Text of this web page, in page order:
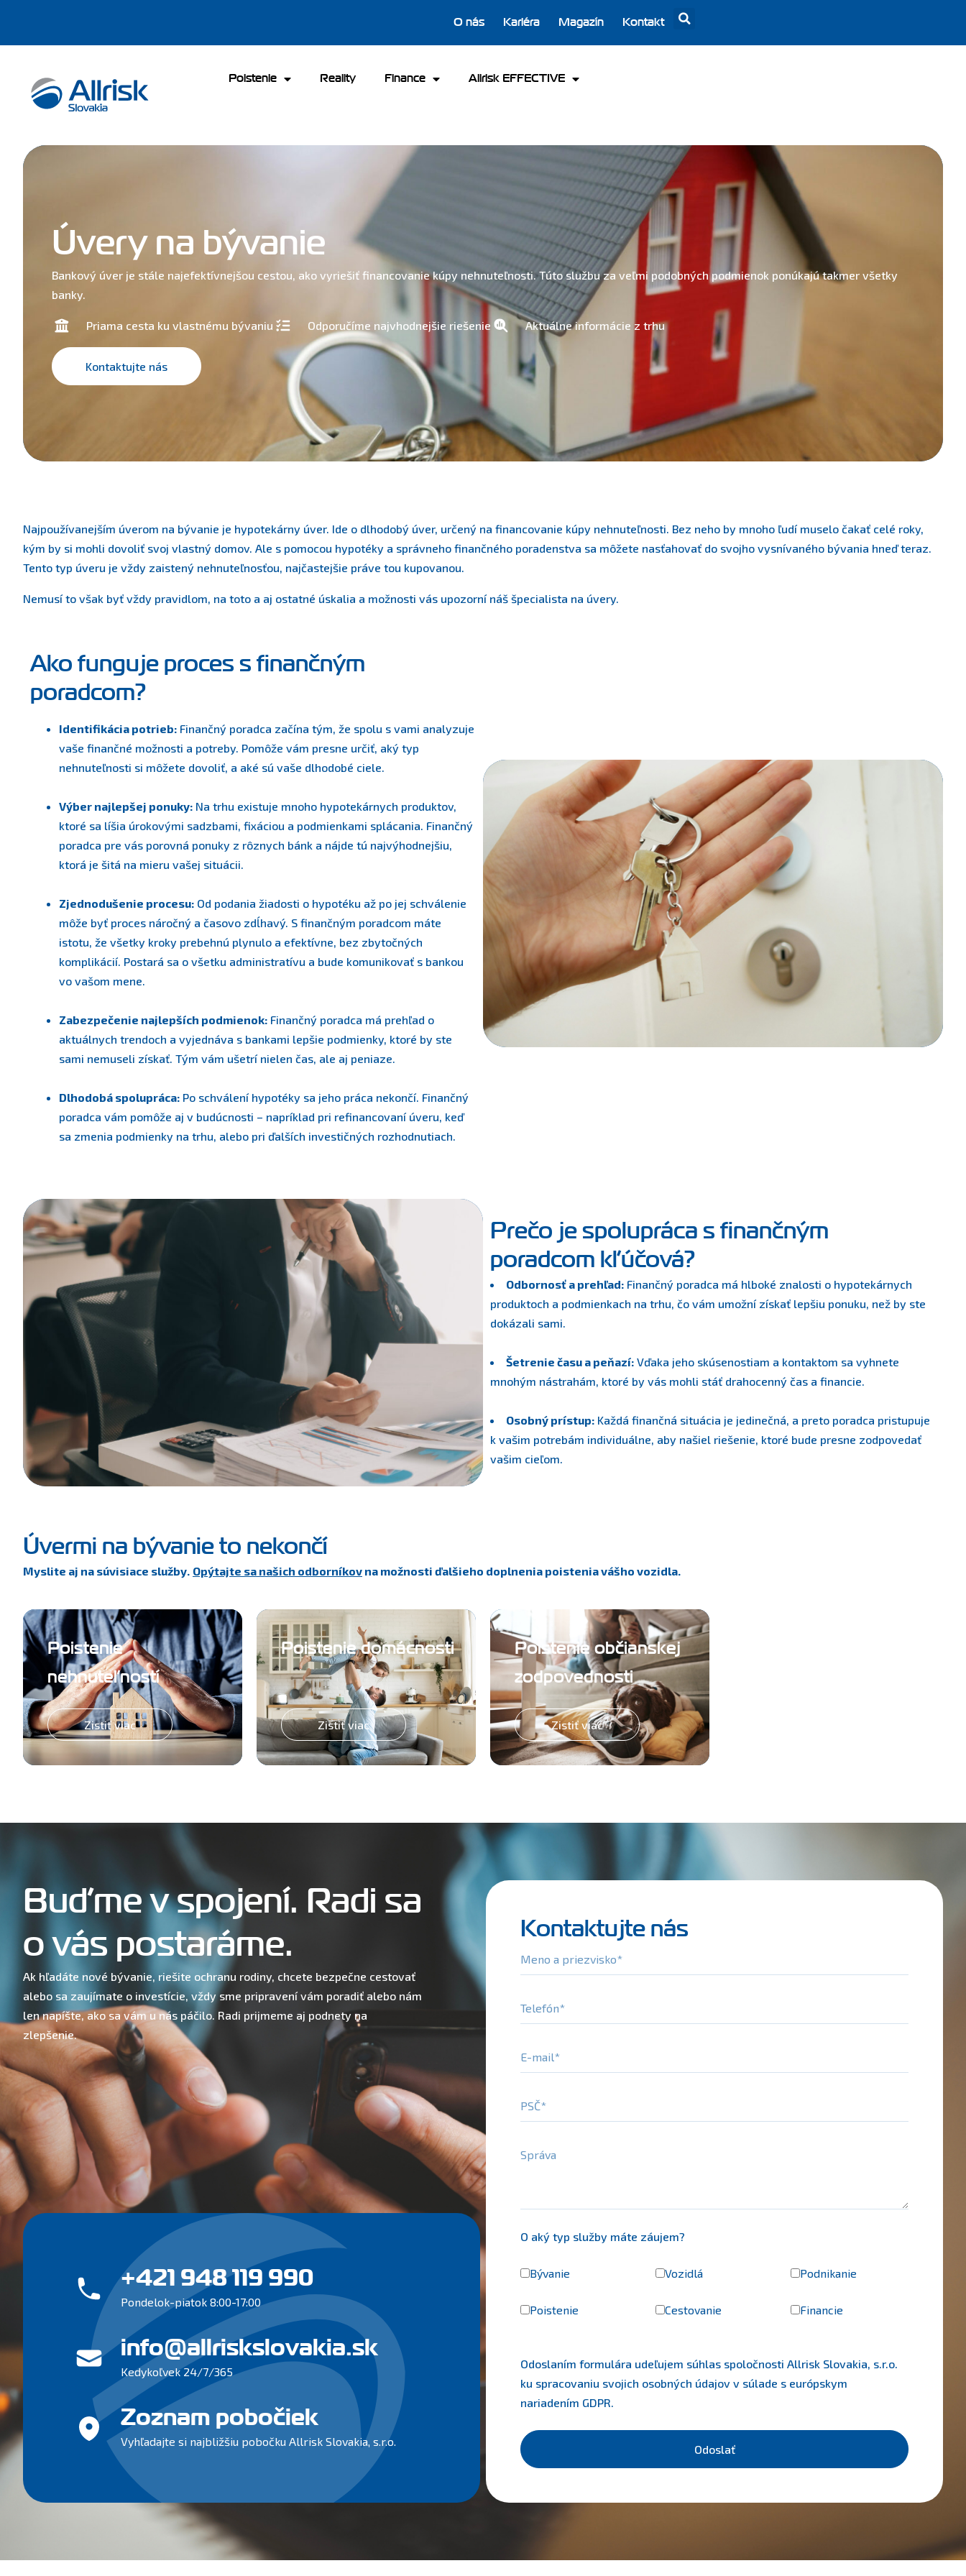
O nás Kariéra Magazín Kontakt
Poistenie Reality Finance Allrisk EFFECTIVE
Úvery na bývanie
Bankový úver je stále najefektívnejšou cestou, ako vyriešiť financovanie kúpy nehnuteľnosti. Túto službu za veľmi podobných podmienok ponúkajú takmer všetky
banky.
Priama cesta ku vlastnému bývaniu Odporučíme najvhodnejšie riešenie Aktuálne informácie z trhu
Kontaktujte nás
Najpoužívanejším úverom na bývanie je hypotekárny úver. Ide o dlhodobý úver, určený na financovanie kúpy nehnuteľnosti. Bez neho by mnoho ľudí muselo čakať celé roky,
kým by si mohli dovoliť svoj vlastný domov. Ale s pomocou hypotéky a správneho finančného poradenstva sa môžete nasťahovať do svojho vysnívaného bývania hneď teraz.
Tento typ úveru je vždy zaistený nehnuteľnosťou, najčastejšie práve tou kupovanou.
Nemusí to však byť vždy pravidlom, na toto a aj ostatné úskalia a možnosti vás upozorní náš špecialista na úvery.
Ako funguje proces s finančným
poradcom?
Identifikácia potrieb: Finančný poradca začína tým, že spolu s vami analyzuje
vaše finančné možnosti a potreby. Pomôže vám presne určiť, aký typ
nehnuteľnosti si môžete dovoliť, a aké sú vaše dlhodobé ciele.
Výber najlepšej ponuky: Na trhu existuje mnoho hypotekárnych produktov,
ktoré sa líšia úrokovými sadzbami, fixáciou a podmienkami splácania. Finančný
poradca pre vás porovná ponuky z rôznych bánk a nájde tú najvýhodnejšiu,
ktorá je šitá na mieru vašej situácii.
Zjednodušenie procesu: Od podania žiadosti o hypotéku až po jej schválenie
môže byť proces náročný a časovo zdĺhavý. S finančným poradcom máte
istotu, že všetky kroky prebehnú plynulo a efektívne, bez zbytočných
komplikácií. Postará sa o všetku administratívu a bude komunikovať s bankou
vo vašom mene.
Zabezpečenie najlepších podmienok: Finančný poradca má prehľad o
aktuálnych trendoch a vyjednáva s bankami lepšie podmienky, ktoré by ste
sami nemuseli získať. Tým vám ušetrí nielen čas, ale aj peniaze.
Dlhodobá spolupráca: Po schválení hypotéky sa jeho práca nekončí. Finančný
poradca vám pomôže aj v budúcnosti – napríklad pri refinancovaní úveru, keď
sa zmenia podmienky na trhu, alebo pri ďalších investičných rozhodnutiach.
Prečo je spolupráca s finančným
poradcom kľúčová?
Odbornosť a prehľad: Finančný poradca má hlboké znalosti o hypotekárnych
produktoch a podmienkach na trhu, čo vám umožní získať lepšiu ponuku, než by ste
dokázali sami.
Šetrenie času a peňazí: Vďaka jeho skúsenostiam a kontaktom sa vyhnete
mnohým nástrahám, ktoré by vás mohli stáť drahocenný čas a financie.
Osobný prístup: Každá finančná situácia je jedinečná, a preto poradca pristupuje
k vašim potrebám individuálne, aby našiel riešenie, ktoré bude presne zodpovedať
vašim cieľom.
Úvermi na bývanie to nekončí
Myslite aj na súvisiace služby. Opýtajte sa našich odborníkov na možnosti ďalšieho doplnenia poistenia vášho vozidla.
Poistenie
nehnuteľností
Zistiť viac
Poistenie domácnosti
Zistiť viac
Poistenie občianskej
zodpovednosti
Zistiť viac
Buďme v spojení. Radi sa
o vás postaráme.
Ak hľadáte nové bývanie, riešite ochranu rodiny, chcete bezpečne cestovať
alebo sa zaujímate o investície, vždy sme pripravení vám poradiť alebo nám
len napíšte, ako sa vám u nás páčilo. Radi prijmeme aj podnety na
zlepšenie.
Kontaktujte nás
Meno a priezvisko
Telefón
E-mail
PSČ
Správa
O aký typ služby máte záujem?
Bývanie Vozidlá Podnikanie
Poistenie Cestovanie Financie
Odoslaním formulára udeľujem súhlas spoločnosti Allrisk Slovakia, s.r.o.
ku spracovaniu svojich osobných údajov v súlade s európskym
nariadením GDPR.
Odoslať
+421 948 119 990
Pondelok-piatok 8:00-17:00
info@allriskslovakia.sk
Kedykoľvek 24/7/365
Zoznam pobočiek
Vyhľadajte si najbližšiu pobočku Allrisk Slovakia, s.r.o.